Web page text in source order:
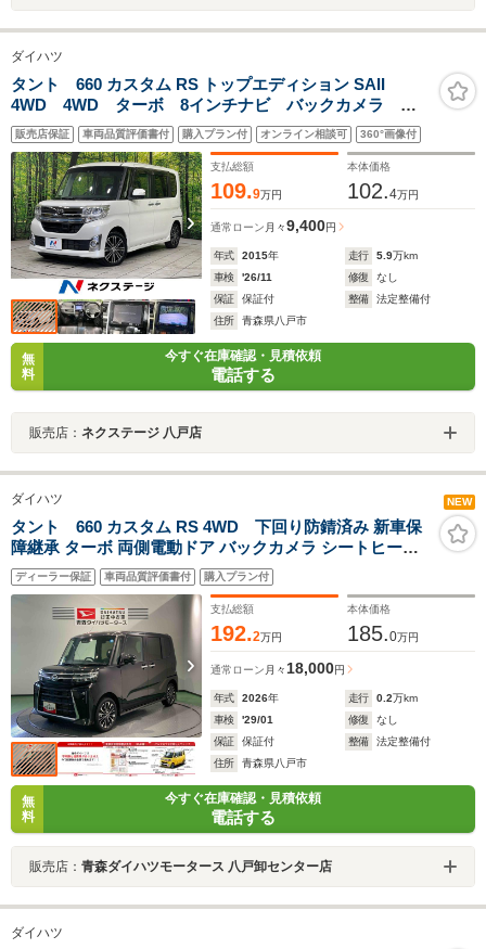
ダイハツ
タント 660 カスタム RS トップエディション SAII
4WD 4WD ターボ 8インチナビ バックカメラ ス
マートアシスト 両側電動スライドドア ETC スマー
トキー LEDヘッド 純正15インチアルミ Bluetooth再
生 ステアリングスイッチ 禁煙車
販売店保証 車両品質評価書付 購入プラン付 オンライン相談可 360°画像付
支払総額
109.9万円
本体価格
102.4万円
通常ローン 月々9,400円
年式 2015年 走行 5.9万km
車検
'26/11 修復
なし
保証
保証付 整備
法定整備付
住所
青森県八戸市
無
料
今すぐ在庫確認・見積依頼
電話する
販売店： ネクステージ 八戸店
ダイハツ NEW
タント 660 カスタム RS 4WD 下回り防錆済み 新車保
障継承 ターボ 両側電動ドア バックカメラ シートヒータ
ー アダプティブヘッドライト 衝突被害軽減ブレーキ
ディーラー保証 車両品質評価書付 購入プラン付
支払総額
192.2万円
本体価格
185.0万円
通常ローン 月々 18,000円
年式 2026年 走行 0.2万km
車検
'29/01 修復
なし
保証
保証付 整備
法定整備付
住所
青森県八戸市
無
料
今すぐ在庫確認・見積依頼
電話する
販売店： 青森ダイハツモータース 八戸卸センター店
ダイハツ